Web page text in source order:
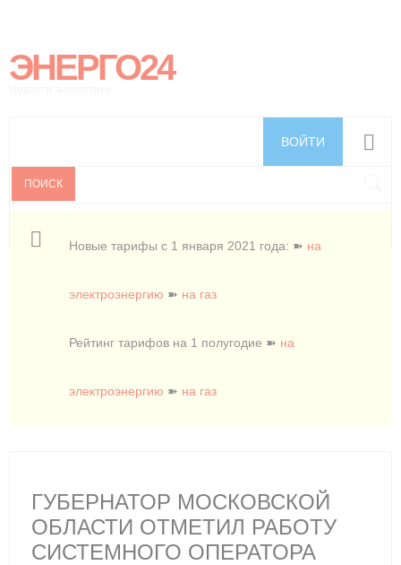
ЭНЕРГО24
ВОЙТИ
Новые тарифы с 1 января 2021 года: ➽ на
электроэнергию ➽ на газ
Рейтинг тарифов на 1 полугодие ➽ на
электроэнергию ➽ на газ
ПОИСК
ГУБЕРНАТОР МОСКОВСКОЙ
ОБЛАСТИ ОТМЕТИЛ РАБОТУ
СИСТЕМНОГО ОПЕРАТОРА